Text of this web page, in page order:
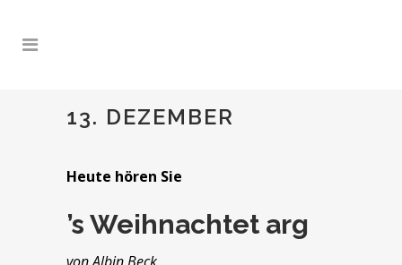
13. DEZEMBER
Heute hören Sie
’s Weihnachtet arg